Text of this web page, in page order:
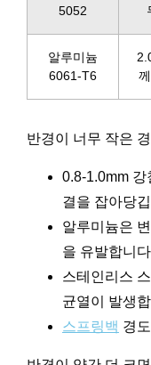
5052
알루미늄
6061-T6
반경이 너무 작은
0.8-1.0mm
결을 잡아당
알루미늄은
을 유발합니
스테인리스
균열이 발생
스프링백 경